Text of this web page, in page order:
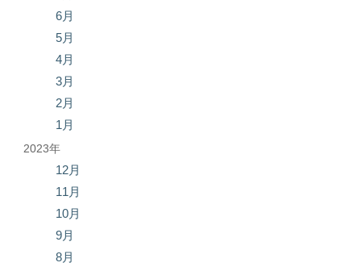
6月
5月
4月
3月
2月
1月
2023年
12月
11月
10月
9月
8月